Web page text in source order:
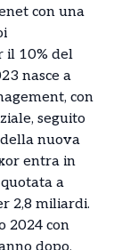
con una
il 10% del
nasce a
con
seguito
nuova
entra in
a
2,8 miliardi.
2024 con